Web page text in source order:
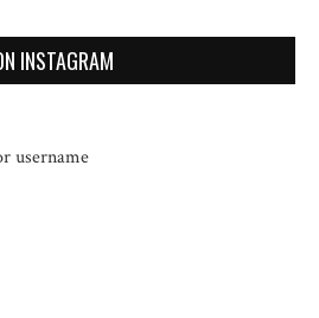
INSTAGRAM
username